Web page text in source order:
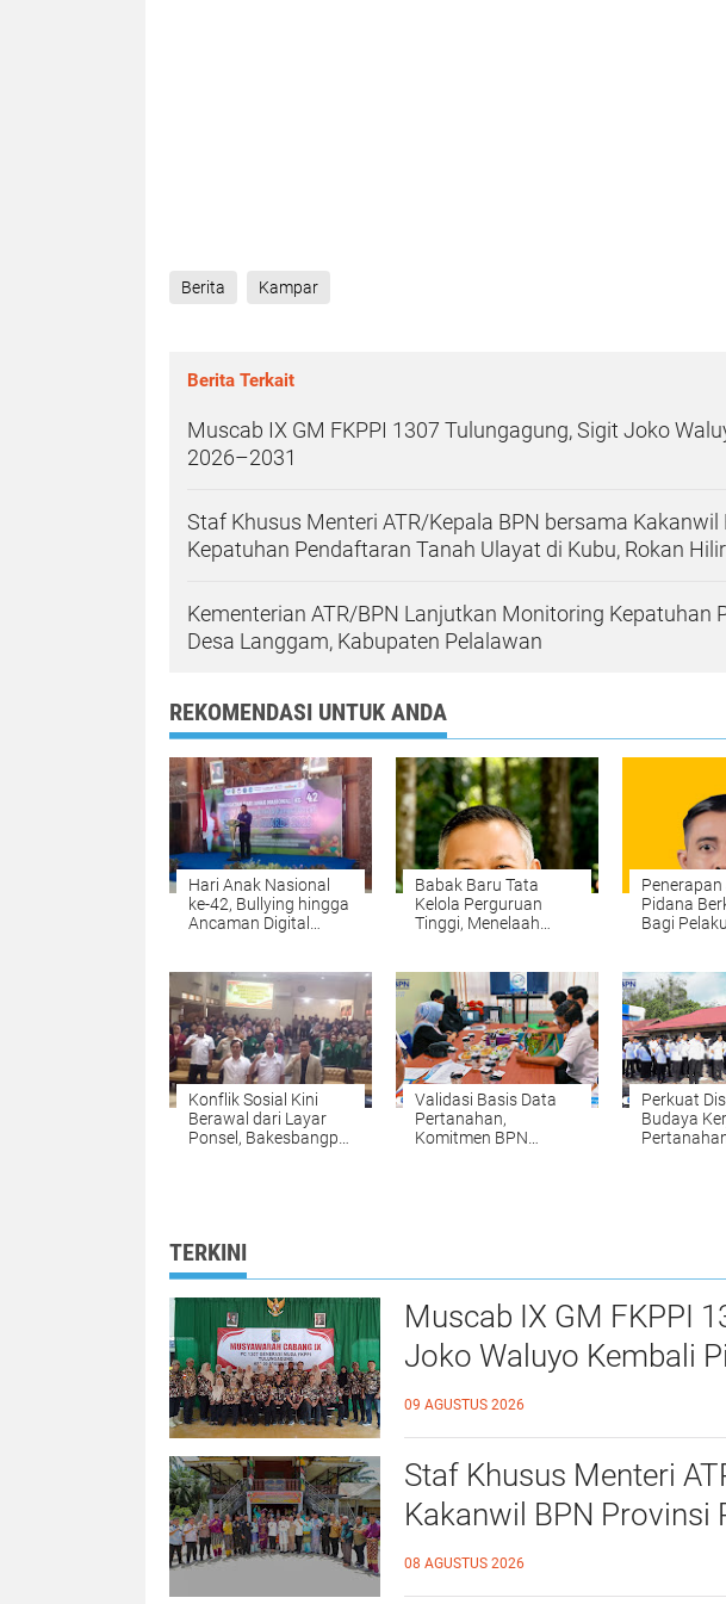
Berita Kampar
Berita Terkait
Muscab IX GM FKPPI 1307 Tulungagung, Sigit Joko
2026–2031
Staf Khusus Menteri ATR/Kepala BPN bersama
Kepatuhan Pendaftaran Tanah Ulayat di Kubu, Rokan Hilir
Kementerian ATR/BPN Lanjutkan Monitoring Kepatuhan
Desa Langgam, Kabupaten Pelalawan
REKOMENDASI UNTUK ANDA
Hari Anak Nasional
ke-42, Bullying hingga
Ancaman Digital
Baharudin Ajak
Wujudkan
Tulungagung Ramah
Anak
Babak Baru Tata
Kelola Perguruan
Tinggi, Menelaah
No. 39/2025 Menjadi
No. 10/2026
Penerapan
Pidana
Bagi Pelaku
Kampar
Konflik Sosial Kini
Berawal dari Layar
Ponsel, Bakesbangpol
Validasi Basis Data
Pertanahan,
Komitmen BPN
Perkuat
Budaya
TERKINI
Muscab IX GM FKPPI
Joko Waluyo Kembali
2031
09 AGUSTUS 2026
Staf Khusus Menteri
Kakanwil BPN Provinsi
Kepatuhan Pendaftaran
Rokan Hilir
08 AGUSTUS 2026